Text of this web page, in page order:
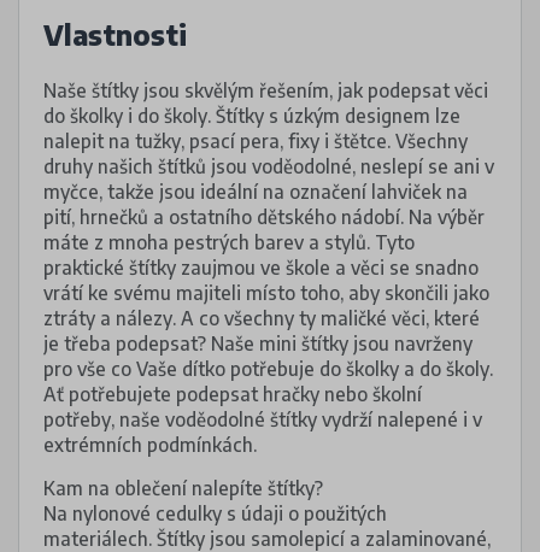
Vlastnosti
Naše štítky jsou skvělým řešením, jak podepsat věci
do školky i do školy. Štítky s úzkým designem lze
nalepit na tužky, psací pera, fixy i štětce. Všechny
druhy našich štítků jsou voděodolné, neslepí se ani v
myčce, takže jsou ideální na označení lahviček na
pití, hrnečků a ostatního dětského nádobí. Na výběr
máte z mnoha pestrých barev a stylů. Tyto
praktické štítky zaujmou ve škole a věci se snadno
vrátí ke svému majiteli místo toho, aby skončili jako
ztráty a nálezy. A co všechny ty maličké věci, které
je třeba podepsat? Naše mini štítky jsou navrženy
pro vše co Vaše dítko potřebuje do školky a do školy.
Ať potřebujete podepsat hračky nebo školní
potřeby, naše voděodolné štítky vydrží nalepené i v
extrémních podmínkách.
Kam na oblečení nalepíte štítky?
Na nylonové cedulky s údaji o použitých
materiálech. Štítky jsou samolepicí a zalaminované,